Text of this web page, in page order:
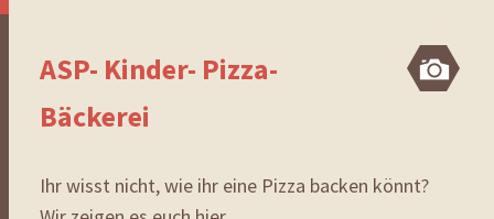
ASP- Kinder- Pizza-
Bäckerei
Ihr wisst nicht, wie ihr eine Pizza backen könnt?